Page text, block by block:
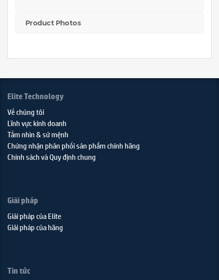
Product Photos
Elite Technology
Về chúng tôi
Lĩnh vực kinh doanh
Tầm nhìn & sứ mệnh
Chứng nhận phân phối sản phẩm chính hãng
Chính sách và Quy định chung
Giải pháp
Giải pháp của Elite
Giải pháp của hãng
Tin tức